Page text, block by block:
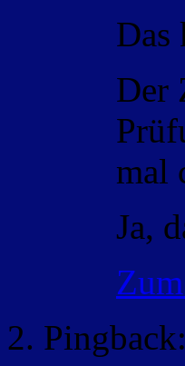
Das
Der
mal
Ja,
Pingback: